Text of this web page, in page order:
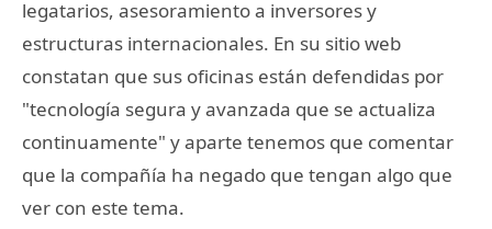
legatarios, asesoramiento a inversores y
estructuras internacionales. En su sitio web
constatan que sus oficinas están defendidas por
"tecnología segura y avanzada que se actualiza
continuamente" y aparte tenemos que comentar
que la compañía ha negado que tengan algo que
ver con este tema.